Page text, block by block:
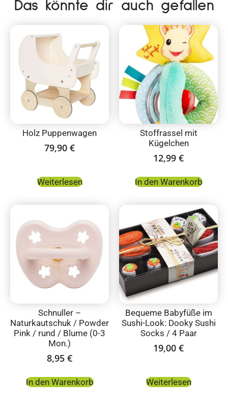
Das könnte dir auch gefallen
Holz Puppenwagen
79,90 €
Weiterlesen
Stoffrassel mit
Kügelchen
12,99 €
In den Warenkorb
Schnuller –
Naturkautschuk / Powder
Pink / rund / Blume (0-3
Mon.)
8,95 €
In den Warenkorb
Bequeme Babyfüße im
Sushi-Look: Dooky Sushi
Socks / 4 Paar
19,00 €
Weiterlesen